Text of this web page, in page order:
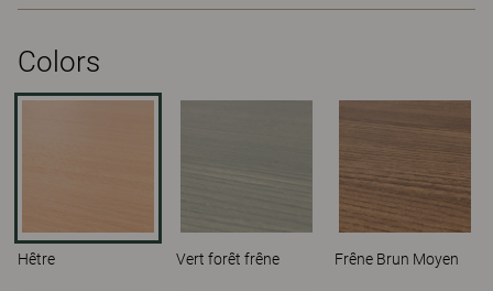
Colors
Hêtre Vert forêt frêne Frêne Brun Moyen